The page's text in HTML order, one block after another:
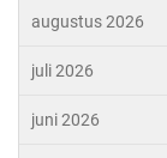
augustus 2026
juli 2026
juni 2026